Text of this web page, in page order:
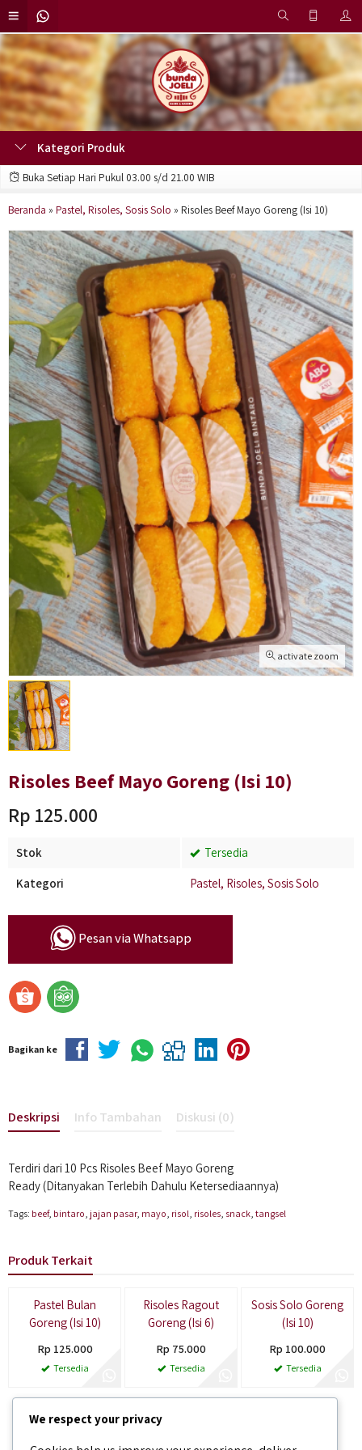
Kategori Produk
Buka Setiap Hari Pukul 03.00 s/d 21.00 WIB
Beranda » Pastel, Risoles, Sosis Solo » Risoles Beef Mayo Goreng (Isi 10)
activate zoom
Risoles Beef Mayo Goreng (Isi 10)
Rp 125.000
Stok
Tersedia
Kategori
Pastel, Risoles, Sosis Solo
Pesan via Whatsapp
Bagikan ke
Deskripsi Info Tambahan Diskusi (0)
Terdiri dari 10 Pcs Risoles Beef Mayo Goreng
Ready (Ditanyakan Terlebih Dahulu Ketersediaannya)
Tags: beef, bintaro jajan pasar, mayo risol risoles snack tangsel
Produk Terkait
Pastel Bulan
Goreng (Isi 10)
Rp 125.000
Tersedia
Risoles Ragout
Goreng (Isi 6)
Rp 75.000
Tersedia
Sosis Solo Goreng
(Isi 10)
Rp 100.000
Tersedia
We respect your privacy